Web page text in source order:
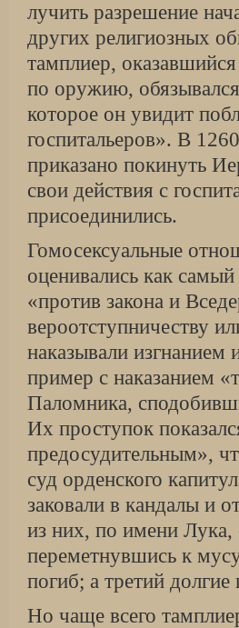
лучить разрешение
других религиозных
тамплиер,
по оружию,
которое он увидит
госпитальеров». В
приказано покинуть
свои действия с
присоединились.
Гомосексуальные
оценивались как
«против закона и
вероотступничеству
наказывали изгнанием
пример с наказанием
Паломника,
Их проступок
предосудительным»,
суд орденского
заковали в кандалы и
из них, по имени Лука,
переметнувшись к
погиб; а третий долгие
Но чаще всего